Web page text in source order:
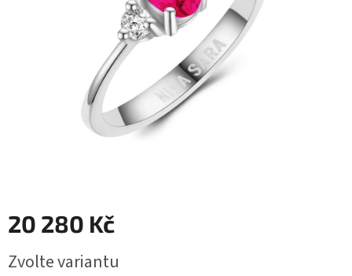
hvězdiček.
20 280 Kč
cena:
Zvolte variantu